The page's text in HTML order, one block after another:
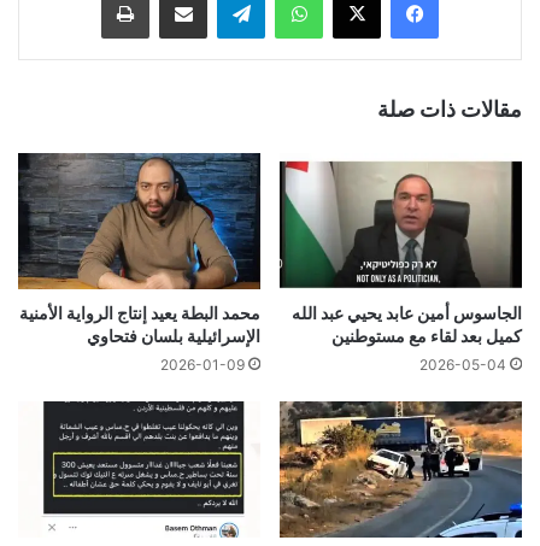
مقالات ذات صلة
الجاسوس أمين عابد يحيي عبد الله
كميل بعد لقاء مع مستوطنين
2026-05-04
محمد البطة يعيد إنتاج الرواية الأمنية
الإسرائيلية بلسان فتحاوي
2026-01-09